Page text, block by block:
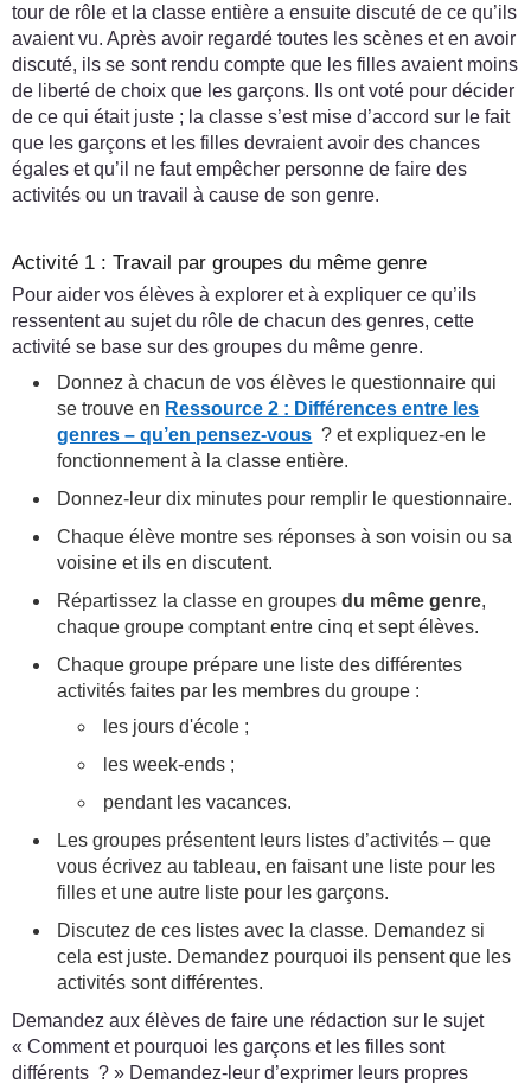
tour de rôle et la classe entière a ensuite discuté de ce qu’ils
avaient vu. Après avoir regardé toutes les scènes et en avoir
discuté, ils se sont rendu compte que les filles avaient moins
de liberté de choix que les garçons. Ils ont voté pour décider
de ce qui était juste ; la classe s’est mise d’accord sur le fait
que les garçons et les filles devraient avoir des chances
égales et qu’il ne faut empêcher personne de faire des
activités ou un travail à cause de son genre.
Activité 1 : Travail par groupes du même genre
Pour aider vos élèves à explorer et à expliquer ce qu’ils
ressentent au sujet du rôle de chacun des genres, cette
activité se base sur des groupes du même genre.
Donnez à chacun de vos élèves le questionnaire qui
se trouve en Ressource 2 : Différences entre les
genres – qu’en pensez-vous ? et expliquez-en le
fonctionnement à la classe entière.
Donnez-leur dix minutes pour remplir le questionnaire.
Chaque élève montre ses réponses à son voisin ou sa
voisine et ils en discutent.
Répartissez la classe en groupesdu même genre,
chaque groupe comptant entre cinq et sept élèves.
Chaque groupe prépare une liste des différentes
activités faites par les membres du groupe :
les jours d'école ;
les week-ends ;
pendant les vacances.
Les groupes présentent leurs listes d’activités – que
vous écrivez au tableau, en faisant une liste pour les
filles et une autre liste pour les garçons.
Discutez de ces listes avec la classe. Demandez si
cela est juste. Demandez pourquoi ils pensent que les
activités sont différentes.
Demandez aux élèves de faire une rédaction sur le sujet
« Comment et pourquoi les garçons et les filles sont
différents ? » Demandez-leur d’exprimer leurs propres